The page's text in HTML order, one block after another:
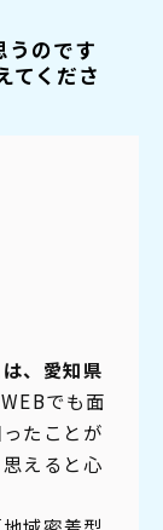
うのです
てくださ
、愛知県
でも面
たことが
えると心